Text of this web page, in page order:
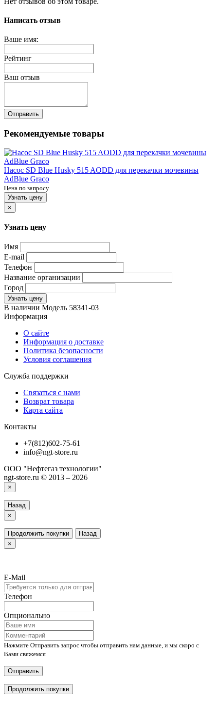
Написать отзыв
Ваше имя:
Рейтинг
Ваш отзыв
Отправить
Рекомендуемые товары
Насос SD Blue Husky 515 AODD для перекачки мочевины
AdBlue Graco
Цена по запросу
Узнать цену
×
Узнать цену
Имя
E-mail
Телефон
Название организации
Город
Узнать цену
В наличии Модель 58341-03
Информация
О сайте
Информация о доставке
Политика безопасности
Условия соглашения
Служба поддержки
Связаться с нами
Возврат товара
Карта сайта
Контакты
+7(812)602-75-61
info@ngt-store.ru
ООО "Нефтегаз технологии"
ngt-store.ru © 2013 – 2026
×
Назад
×
Продолжить покупки
Назад
×
E-Mail
Телефон
Опционально
Нажмите Отправить запрос чтобы отправить нам данные, и мы скоро с
Вами свяжемся
Отправить
Продолжить покупки